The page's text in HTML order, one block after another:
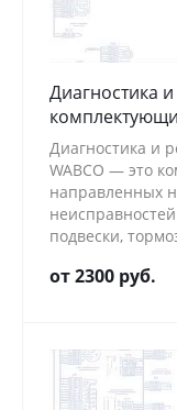
Диагностика
Диагностика и
WABCO — это
направленных
подвески,
Эти системы
от 2300 руб.